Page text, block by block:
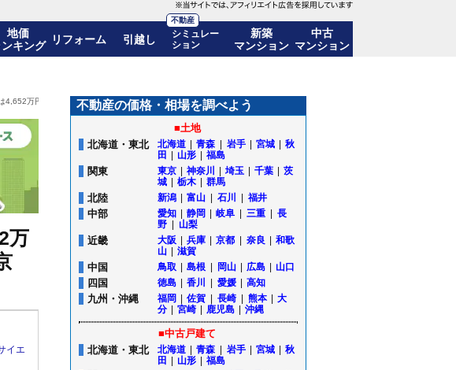
地価
ンキング
リフォーム 引越し
不動産
シミュレー
ション
新築
マンション
中古
マンション
4,652万円(10年前比+64.7%)! 10年後の価格推移も公開｜東京都立川市
万
イエ
不動産の価格・相場を調べよう
■土地
北海道・東北
北海道 青森 岩手 宮城
秋
田
山形 福島
関東 東京 神奈川 埼玉 千葉
茨
城
栃木 群馬
北陸 新潟 富山 石川 福井
中部 愛知 静岡 岐阜 三重
長
野
山梨
近畿 大阪 兵庫 京都 奈良
和歌
山
滋賀
中国 鳥取 島根 岡山 広島 山口
四国 徳島 香川 愛媛 高知
九州・沖縄 福岡 佐賀 長崎 熊本
大
分
宮崎 鹿児島 沖縄
■中古戸建て
北海道・東北
北海道 青森 岩手 宮城
秋
田
山形 福島